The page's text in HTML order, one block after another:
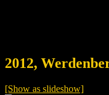
2012,
[Show as slideshow]